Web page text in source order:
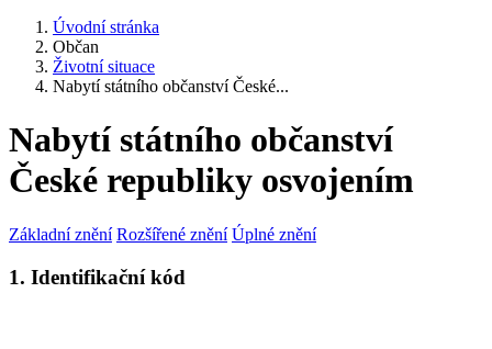
Úvodní stránka
Občan
Životní situace
Nabytí státního občanství České...
Nabytí státního občanství
České republiky osvojením
Základní znění Rozšířené znění Úplné znění
1. Identifikační kód